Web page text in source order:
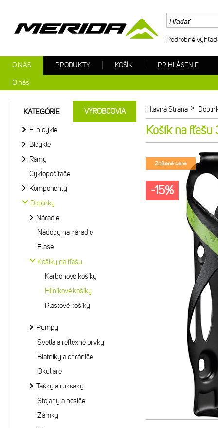
Hlavná Strana >
Košík na
Znížená cena
-15%
KATEGÓRIE VÝROBCOVIA
E-bicykle
Bicykle
Rámy
Cyklopočítače
Komponenty
Doplnky
Náradie
Nádoby na náradie
Fľaše
Košíky na fľašu
Karbónové košíky
Hliníkové košíky
Plastové košíky
Pumpy
Svetlá a reflexné prvky
Blatníky a chrániče
Okuliare
Tašky a ruksaky
Stojany a nosiče
Zámky
Podrobné
O NÁS
O nás
PRODUKTY KOŠÍK PRIHLÁSENIE